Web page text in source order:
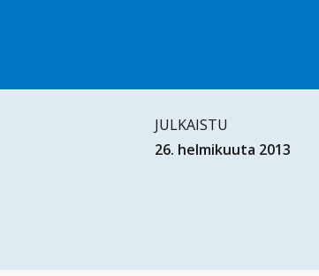
JULKAISTU
26. helmikuuta 2013